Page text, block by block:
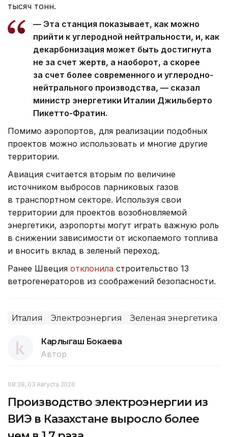
тысяч тонн.
— Эта станция показывает, как можно
прийти к углеродной нейтральности, и, как
декарбонизация может быть достигнута
не за счет жертв, а наоборот, а скорее
за счет более современного и углеродно-
нейтрального производства, — сказал
министр энергетики Италии Джильберто
Пикетто-Фратин.
Помимо аэропортов, для реализации подобных
проектов можно использовать и многие другие
территории.
Авиация считается вторым по величине
источником выбросов парниковых газов
в транспортном секторе. Используя свои
территории для проектов возобновляемой
энергетики, аэропорты могут играть важную роль
в снижении зависимости от ископаемого топлива
и вносить вклад в зеленый переход.
Ранее Швеция отклонила строительство 13
ветрогенераторов из соображений безопасности.
Италия Электроэнергия Зеленая энергетика
Карлыгаш Бокаева
Автор
08:38, 03 Августа 2026
Производство электроэнергии из
ВИЭ в Казахстане выросло более